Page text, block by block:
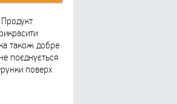
також добре
поєднується
поверх